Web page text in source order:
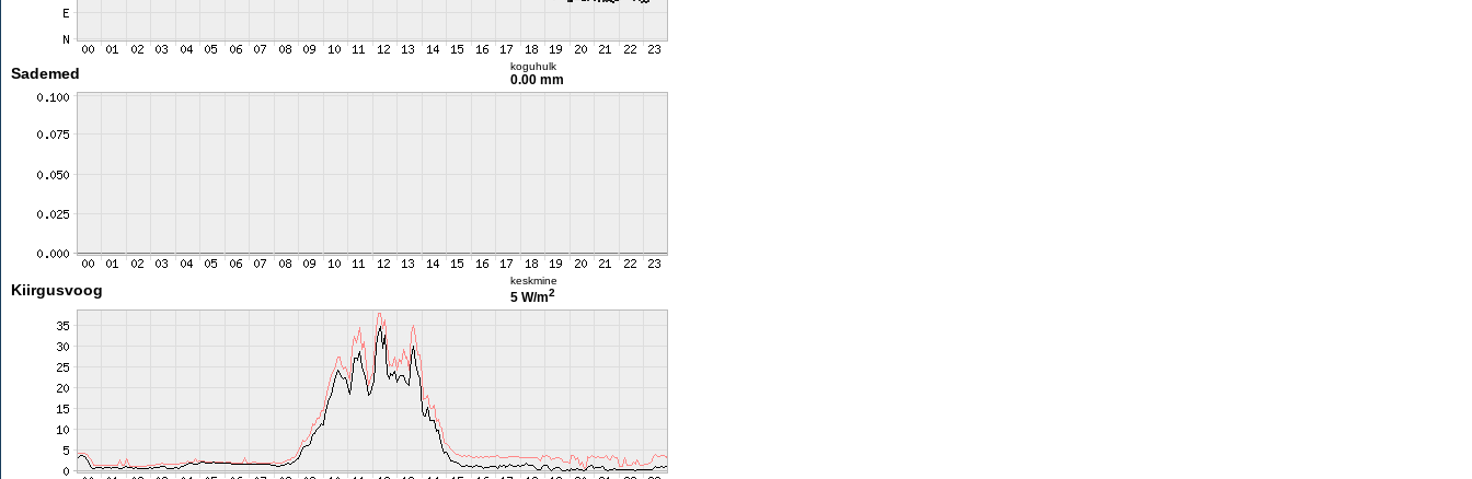
Sademed koguhulk
0.00 mm
Kiirgusvoog
keskmine
5 W/m2